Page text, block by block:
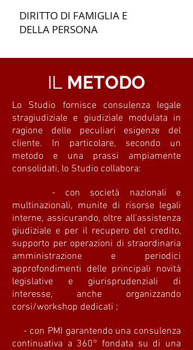
IL METODO
Lo Studio fornisce consulenza legale
stragiudiziale e giudiziale modulata in
ragione delle peculiari esigenze del
cliente. In particolare, secondo un
metodo e una prassi ampiamente
consolidati, lo Studio collabora:
- con società nazionali e
multinazionali, munite di risorse legali
interne, assicurando, oltre all’assistenza
giudiziale e per il recupero del credito,
supporto per operazioni di straordinaria
amministrazione e periodici
approfondimenti delle principali novità
legislative e giurisprudenziali di
interesse, anche organizzando
corsi/workshop dedicati ;
- con PMI garantendo una consulenza
continuativa a 360° fondata su di una
DIRITTO DI FAMIGLIA E
DELLA PERSONA